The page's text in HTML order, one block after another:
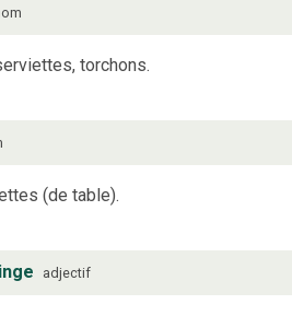
torchons.
(de table).
adjectif